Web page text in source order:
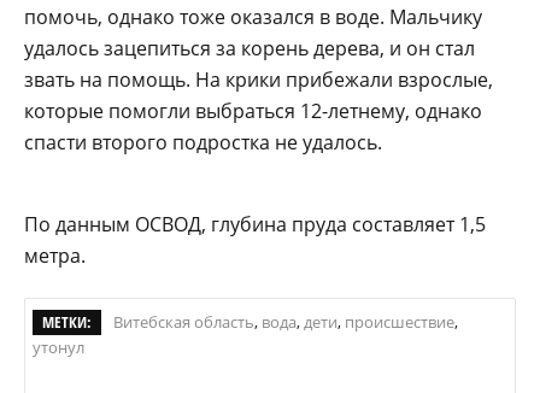
помочь, однако тоже оказался в воде. Мальчику
удалось зацепиться за корень дерева, и он стал
звать на помощь. На крики прибежали взрослые,
которые помогли выбраться 12-летнему, однако
спасти второго подростка не удалось.
По данным ОСВОД, глубина пруда составляет 1,5
метра.
МЕТКИ: Витебская область, вода, дети, происшествие,
утонул